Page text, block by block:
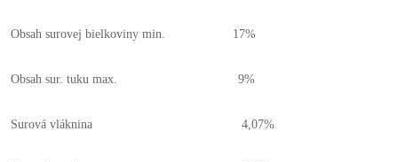
Obsah surovej bielkoviny min. 17%
Obsah sur. tuku max. 9%
Surová vláknina 4,07%